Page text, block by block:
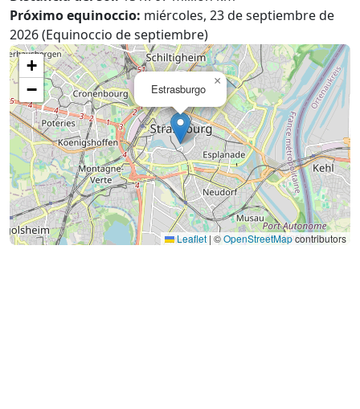
Próximo equinoccio: miércoles, 23 de septiembre de
2026 (Equinoccio de septiembre)
Estrasburgo
×
+
−
Leaflet | ©OpenStreetMapcontributors